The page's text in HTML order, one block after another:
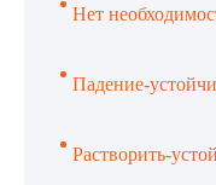
Нет
Падение-
Растворить-